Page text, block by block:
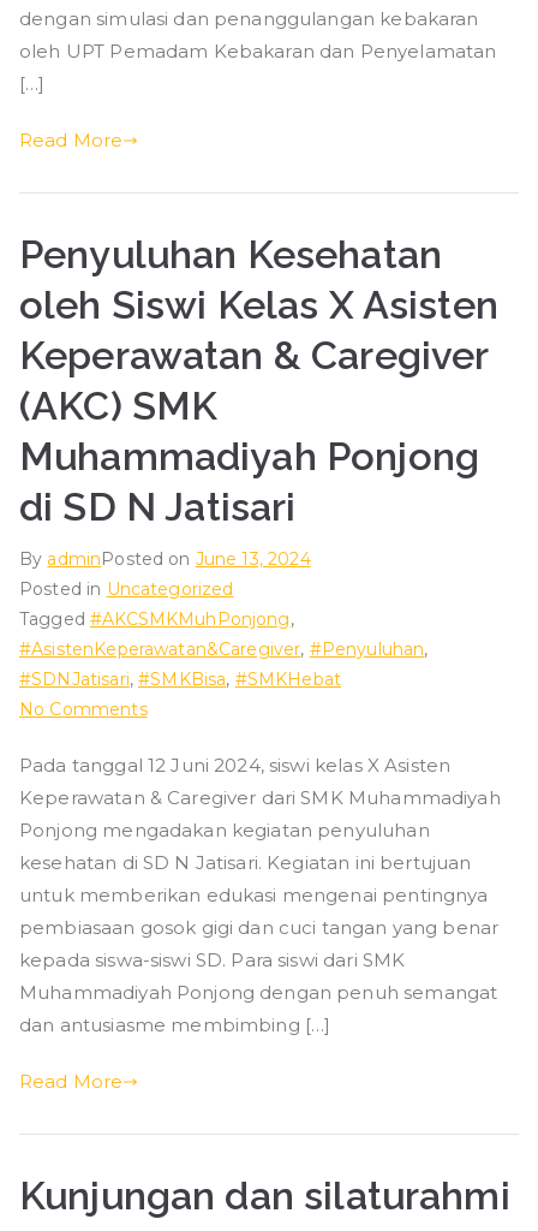
Muhammadiyah
dengan simulasi dan penanggulangan kebakaran
oleh UPT Pemadam Kebakaran dan Penyelamatan
[…]
Read More
Penyuluhan Kesehatan
oleh Siswi Kelas X Asisten
Keperawatan & Caregiver
(AKC) SMK
Muhammadiyah Ponjong
di SD N Jatisari
By adminPosted on June 13, 2024
Posted in Uncategorized
Tagged#AKCSMKMuhPonjong,
#AsistenKeperawatan&Caregiver, #Penyuluhan,
#SDNJatisari,#SMKBisa, #SMKHebat
No Commentson
Kesehatan
oleh
Siswi
Kelas
X
Asisten
Keperawatan
Caregiver
(AKC)
Ponjong
SD
N
Pada tanggal 12 Juni 2024, siswi kelas X Asisten
Keperawatan & Caregiver dari SMK Muhammadiyah
Ponjong mengadakan kegiatan penyuluhan
kesehatan di SD N Jatisari. Kegiatan ini bertujuan
untuk memberikan edukasi mengenai pentingnya
pembiasaan gosok gigi dan cuci tangan yang benar
kepada siswa-siswi SD. Para siswi dari SMK
Muhammadiyah Ponjong dengan penuh semangat
dan antusiasme membimbing […]
Read More
Kunjungan dan silaturahmi